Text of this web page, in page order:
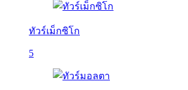
ทัวร์เม็กซิโก
5